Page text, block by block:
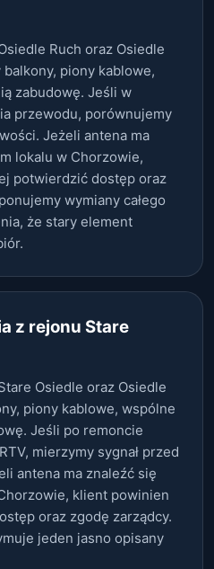
Ruch oraz Osiedle
piony kablowe,
zabudowę. Jeśli w
przewodu, porównujemy
Jeżeli antena ma
lokalu w Chorzowie,
potwierdzić dostęp oraz
wymiany całego
że stary element
z rejonu Stare
Osiedle oraz Osiedle
piony kablowe, wspólne
Jeśli po remoncie
mierzymy sygnał przed
antena ma znaleźć się
klient powinien
oraz zgodę zarządcy.
jeden jasno opisany